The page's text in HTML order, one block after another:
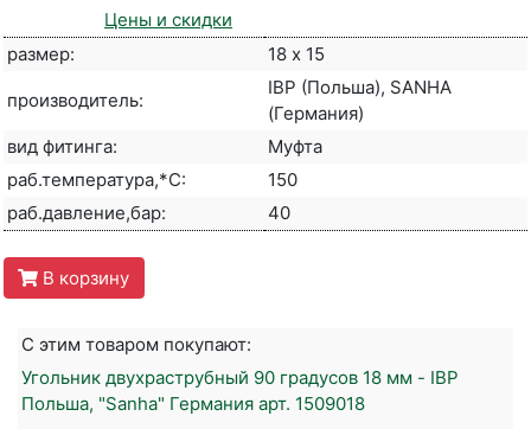
Цены и скидки
размер:
18 х 15
производитель:
IBP (Польша), SANHA
(Германия)
вид фитинга:
Муфта
раб.температура,*С:
150
раб.давление,бар:
40
В корзину
С этим товаром покупают:
Угольник двухраструбный 90 градусов 18 мм - IBP
Польша, "Sanha" Германия арт. 1509018